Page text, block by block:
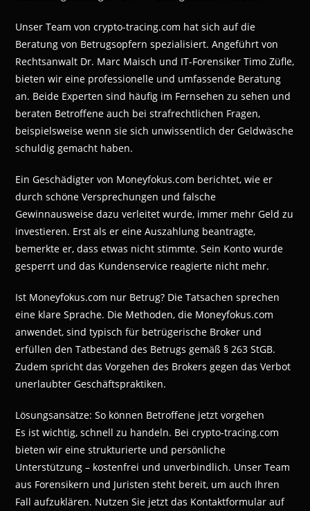
Unser Team von crypto-tracing.com hat sich auf die
Beratung von Betrugsopfern spezialisiert. Angeführt von
Rechtsanwalt Dr. Marc Maisch und IT-Forensiker Timo Züfle,
bieten wir eine professionelle und umfassende Beratung
an. Beide Experten sind häufig im Fernsehen zu sehen und
beraten Betroffene auch bei strafrechtlichen Fragen,
beispielsweise wenn sie sich unwissentlich der Geldwäsche
schuldig gemacht haben.
Ein Geschädigter von Moneyfokus.com berichtet, wie er
durch schöne Versprechungen und falsche
Gewinnausweise dazu verleitet wurde, immer mehr Geld zu
investieren. Erst als er eine Auszahlung beantragte,
bemerkte er, dass etwas nicht stimmte. Sein Konto wurde
gesperrt und das Kundenservice reagierte nicht mehr.
Ist Moneyfokus.com nur Betrug? Die Tatsachen sprechen
eine klare Sprache. Die Methoden, die Moneyfokus.com
anwendet, sind typisch für betrügerische Broker und
erfüllen den Tatbestand des Betrugs gemäß § 263 StGB.
Zudem spricht das Vorgehen des Brokers gegen das Verbot
unerlaubter Geschäftspraktiken.
Lösungsansätze: So können Betroffene jetzt vorgehen
Es ist wichtig, schnell zu handeln. Bei crypto-tracing.com
bieten wir eine strukturierte und persönliche
Unterstützung – kostenfrei und unverbindlich. Unser Team
aus Forensikern und Juristen steht bereit, um auch Ihren
Fall aufzuklären. Nutzen Sie jetzt das Kontaktformular auf